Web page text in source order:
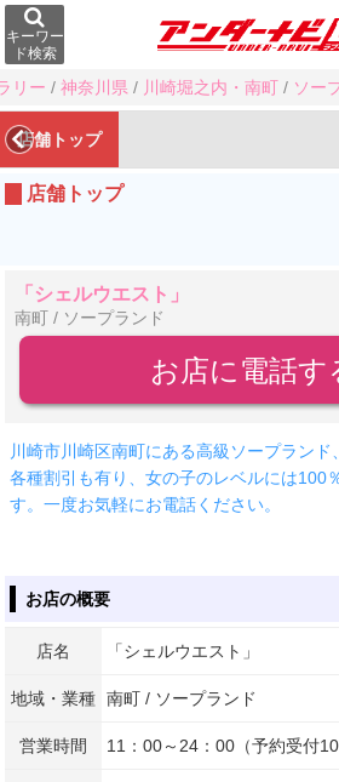
キーワー
ド検索
リー / 神奈川県 / 川崎堀之内・南町 / ソー
店舗トップ
店舗トップ
「シェルウエスト」
南町 / ソープランド
お店に電話す
川崎市川崎区南町にある高級ソープランド
各種割引も有り、女の子のレベルには100
す。一度お気軽にお電話ください。
お店の概要
店名 「シェルウエスト」
地域・業種 南町 / ソープランド
営業時間 11：00～24：00（予約受付10